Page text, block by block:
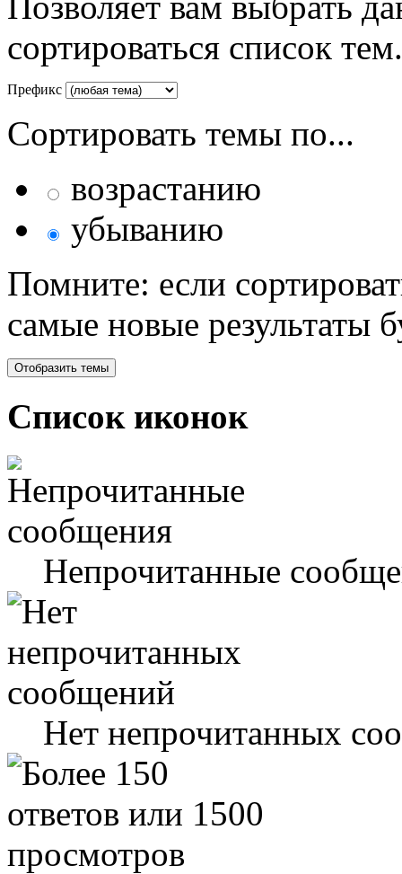
сортироваться список тем.
Префикс
Сортировать темы по...
возрастанию
убыванию
Помните: если
самые новые результаты
Список иконок
Непрочитанные
Нет непрочитанных